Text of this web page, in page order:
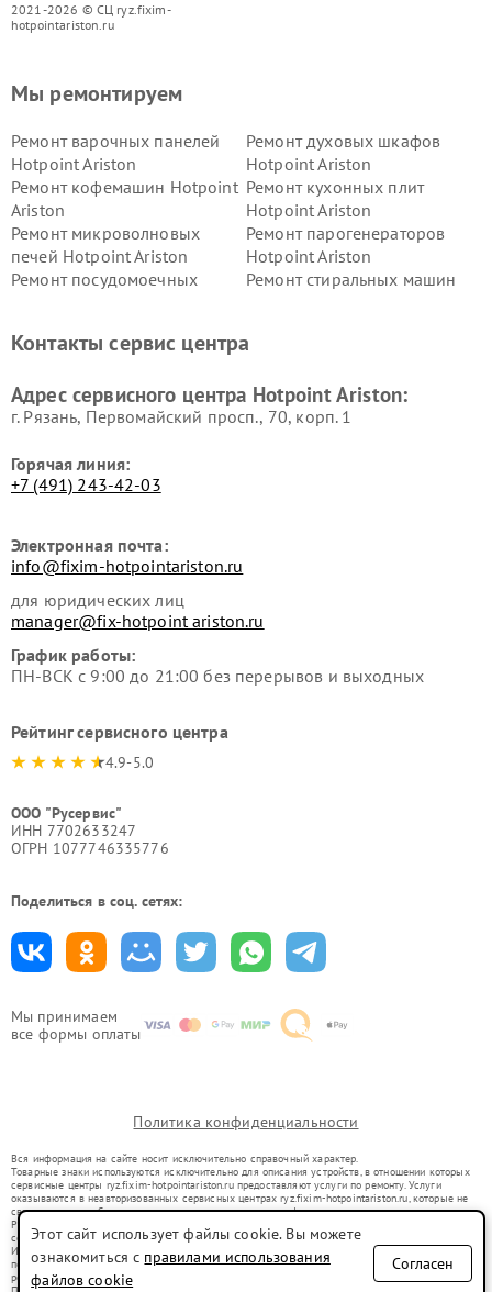
2021-2026 © СЦ ryz.fixim-
hotpointariston.ru
Мы принимаем
все формы оплаты
Мы ремонтируем
Ремонт варочных панелей
Hotpoint Ariston
Ремонт духовых шкафов
Hotpoint Ariston
Ремонт кофемашин Hotpoint
Ariston
Ремонт кухонных плит
Hotpoint Ariston
Ремонт микроволновых
печей Hotpoint Ariston
Ремонт парогенераторов
Hotpoint Ariston
Ремонт посудомоечных
Ремонт стиральных машин
Hotpoint Ariston
Hotpoint Ariston
Ariston
Hotpoint Ariston
Контакты сервис центра
Адрес сервисного центра Hotpoint Ariston:
г. Рязань, Первомайский просп., 70, корп. 1
Горячая линия:
+7 (491) 243-42-03
Электронная почта:
info@fixim-hotpointariston.ru
для юридических лиц
manager@fix-hotpoint ariston.ru
График работы:
ПН-ВСК с 9:00 до 21:00 без перерывов и выходных
Рейтинг сервисного центра
4.9-5.0
ООО "Русервис"
ИНН 7702633247
ОГРН 1077746335776
Поделиться в соц. сетях:
Политика конфиденциальности
Вся информация на сайте носит исключительно справочный характер.
Товарные знаки используются исключительно для описания устройств, в отношении которых
сервисные центры ryz.fixim-hotpointariston.ru предоставляют услуги по ремонту. Услуги
оказываются в неавторизованных сервисных центрах ryz.fixim-hotpointariston.ru, которые не
связаны с правообладателями товарных знаков или их официальными представителями.
Ремонт осуществляется для устройств, уже введенных в гражданский оборот в соответствии
со статьей 1487 ГК РФ.
Использование товарных знаков не преследует цели индивидуализации услуг или введения
потребителей в заблуждение, а служит для информирования о предоставляемых услугах по
ремонту техники указанных брендов.
Этот сайт использует файлы cookie. Вы можете
ознакомиться с правилами использования
файлов cookie
Согласен